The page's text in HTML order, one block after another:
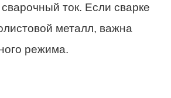
ток. Если сварке
металл, важна
режима.